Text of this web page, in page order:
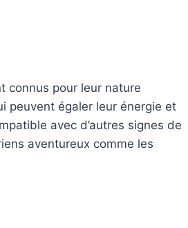
connus pour leur nature
peuvent égaler leur énergie et
avec d’autres signes de
aventureux comme les